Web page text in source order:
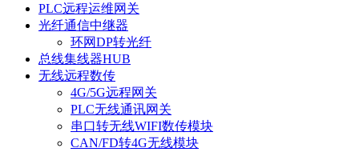
PLC远程运维网关
光纤通信中继器
环网DP转光纤
总线集线器HUB
无线远程数传
4G/5G远程网关
PLC无线通讯网关
串口转无线WIFI数传模块
CAN/FD转4G无线模块